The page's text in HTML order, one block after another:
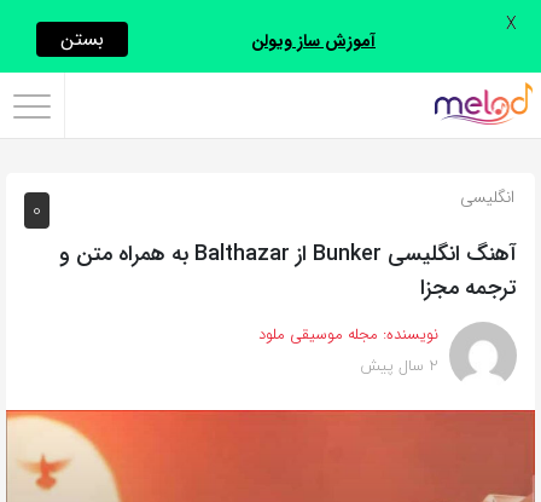
اشتراک
با
روش‌های
زیر
این
صفحه
را
0 انگلیسی
آهنگ انگلیسی Bunker از Balthazar به همراه متن و
ترجمه مجزا
نویسنده: مجله موسیقی ملود
2 سال پیش
آموزش ساز ویولن بستن X